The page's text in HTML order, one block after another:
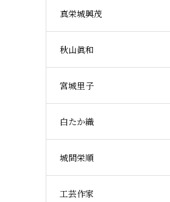
真栄城興茂
秋山眞和
宮城里子
白たか織
城間栄順
工芸作家